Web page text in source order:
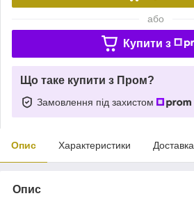
або
Купити з
Що таке купити з Пром?
Замовлення під захистом
Опис Характеристики Доставка
Опис